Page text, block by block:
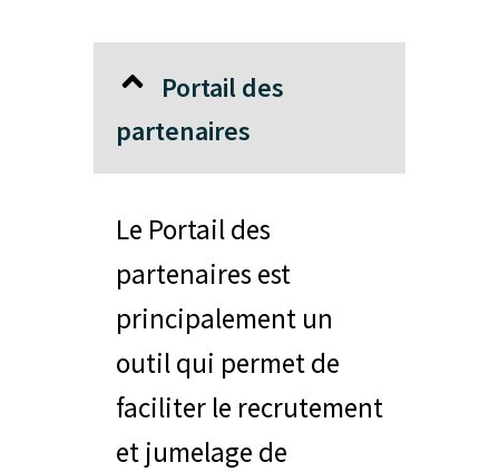
Portail des
partenaires
Le Portail des
partenaires est
principalement un
outil qui permet de
faciliter le recrutement
et jumelage de